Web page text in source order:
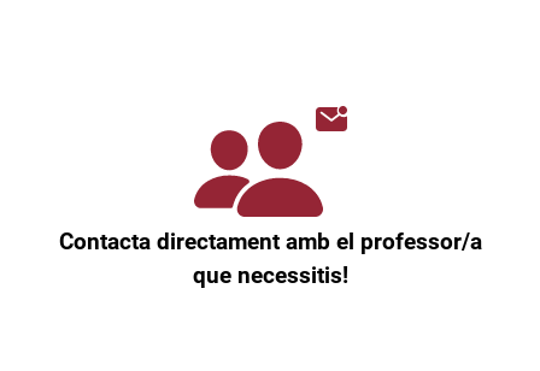
Contacta directament amb el professor/a
que necessitis!